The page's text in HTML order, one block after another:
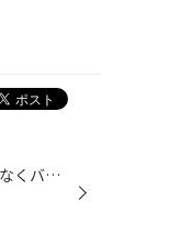
昨日は健康診断に行ってきました。 すでに低年式車に分類されているので もれなくバリウムが一杯付いてきます(ToT) もう数日前から憂鬱な日々でした。 前日の夜から飲食を制限され、 終わってもお腹の違和感と下痢に悩まされる休日。 やっと終わりました♪ 今年からは病院も近くに変更してもらったの...